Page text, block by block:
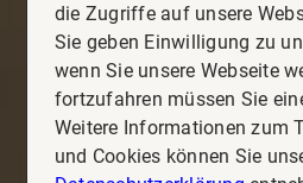
die Zugriffe auf unsere
Sie geben Einwilligung zu
wenn Sie unsere Webseite
fortzufahren müssen Sie
Weitere Informationen zum
und Cookies können Sie